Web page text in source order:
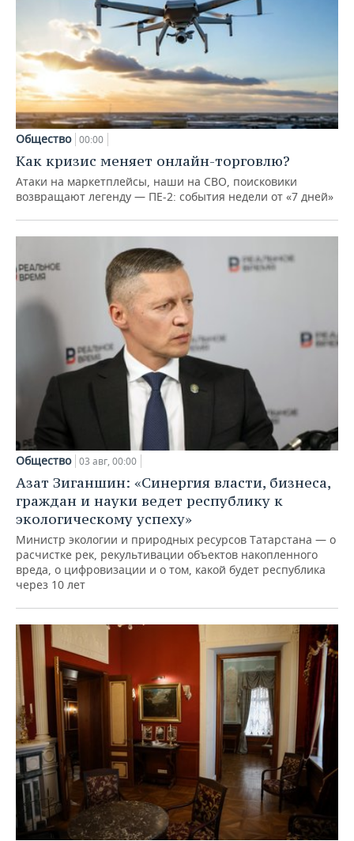
Общество 00:00
Как кризис меняет онлайн-торговлю?
Атаки на маркетплейсы, наши на СВО, поисковики
возвращают легенду — ПЕ-2: события недели от «7 дней»
Общество 03 авг, 00:00
Азат Зиганшин: «Синергия власти, бизнеса,
граждан и науки ведет республику к
экологическому успеху»
Министр экологии и природных ресурсов Татарстана — о
расчистке рек, рекультивации объектов накопленного
вреда, о цифровизации и о том, какой будет республика
через 10 лет